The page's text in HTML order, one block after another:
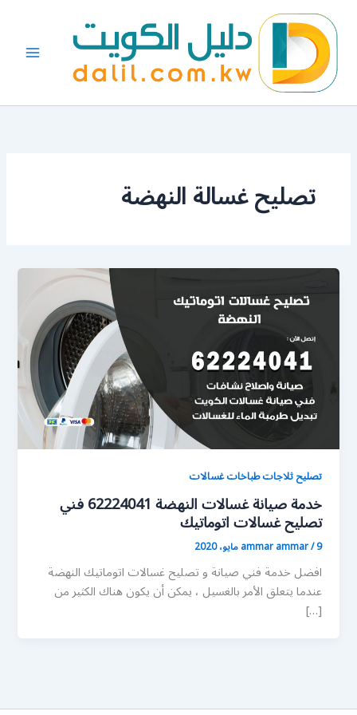
المحتوى
تصليح غسالة النهضة
تصليح ثلاجات طباخات غسالات
خدمة صيانة غسالات النهضة 62224041 فني
تصليح غسالات اتوماتيك
ammar ammar/9 مايو، 2020
افضل خدمة فني صيانة و تصليح غسالات اتوماتيك النهضة
عندما يتعلق الأمر بالغسيل ، يمكن أن يكون هناك الكثير من
[…]